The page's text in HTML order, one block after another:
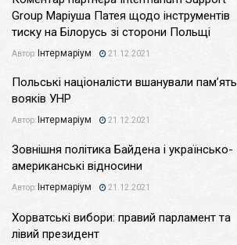
Group Маріуша Патея щодо інструментів
тиску на Білорусь зі сторони Польщі
Автор:Інтермаріум 21.12.2021
Польські націоналісти вшанували пам’ять
вояків УНР
Автор:Інтермаріум 21.12.2021
Зовнішня політика Байдена і українсько-
американські відносини
Автор: Інтермаріум 21.12.2021
Хорватські вибори: правий парламент та
лівий президент